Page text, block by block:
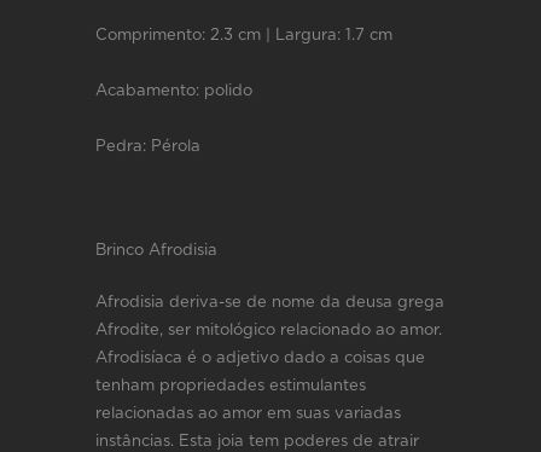
Comprimento: 2.3 cm | Largura: 1.7 cm
Acabamento: polido
Pedra: Pérola
Brinco Afrodisia
Afrodisia deriva-se de nome da deusa grega
Afrodite, ser mitológico relacionado ao amor.
Afrodisíaca é o adjetivo dado a coisas que
tenham propriedades estimulantes
relacionadas ao amor em suas variadas
instâncias. Esta joia tem poderes de atrair